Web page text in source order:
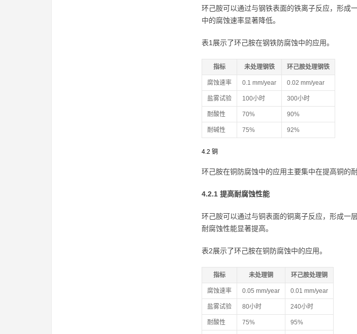
环己胺可以通过与钢铁表面的铁离子反应，形成
中的腐蚀速率显著降低。
表1展示了环己胺在钢铁防腐蚀中的应用。
指标 未处理钢铁 环己胺处理钢铁
腐蚀速率 0.1 mm/year 0.02 mm/year
盐雾试验 100小时 300小时
耐酸性 70% 90%
耐碱性 75% 92%
4.2 铜
环己胺在铜防腐蚀中的应用主要集中在提高铜的
4.2.1 提高耐腐蚀性能
环己胺可以通过与铜表面的铜离子反应，形成一
耐腐蚀性能显著提高。
表2展示了环己胺在铜防腐蚀中的应用。
指标 未处理铜 环己胺处理铜
腐蚀速率 0.05 mm/year 0.01 mm/year
盐雾试验 80小时 240小时
耐酸性 75% 95%